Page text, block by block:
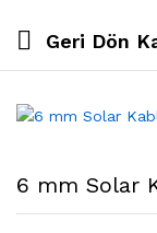
Geri Dön
6 mm Solar